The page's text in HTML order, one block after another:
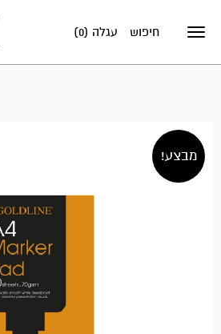
Toggle
עגלה (0) חיפוש
מבצע!